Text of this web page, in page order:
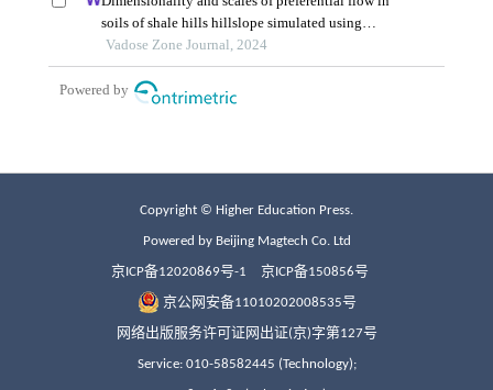
Copyright © Higher Education Press.
Powered by Beijing Magtech Co. Ltd
京ICP备12020869号-1 京ICP备150856号
京公网安备11010202008535号
网络出版服务许可证网出证(京)字第127号
Service: 010-58582445 (Technology);